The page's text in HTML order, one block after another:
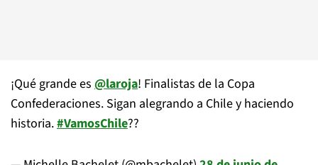
¡Qué grande es @laroja! Finalistas de la Copa
Confederaciones. Sigan alegrando a Chile y haciendo
historia.#VamosChile??